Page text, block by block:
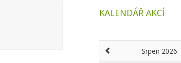
KALENDÁŘ AKCÍ
Srpen 2026